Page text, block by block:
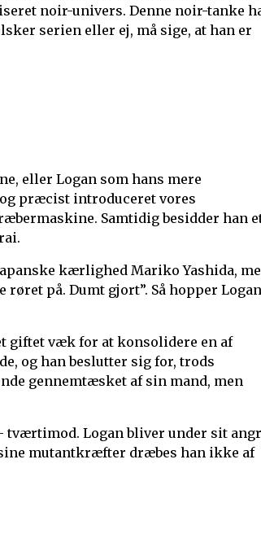
noir-univers. Denne noir-tanke
serien eller ej, må sige, at han er
eller Logan som hans mere
præcist introduceret vores
Samtidig besidder han
kærlighed Mariko Yashida,
røret på. Dumt gjort”. Så hopper Logan
giftet væk for at konsolidere en af
og han beslutter sig for, trods
gennemtæsket af sin mand, men
Logan bliver under sit
mutantkræfter dræbes han ikke af